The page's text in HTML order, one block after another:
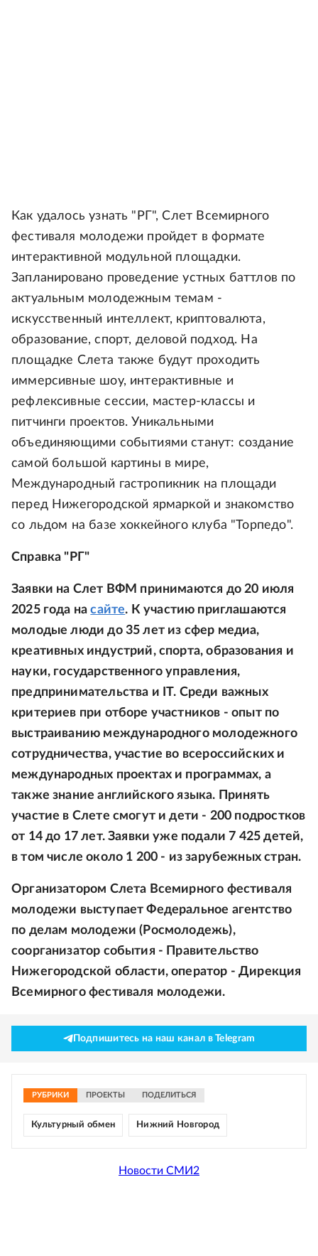
Как удалось узнать "РГ", Слет Всемирного
фестиваля молодежи пройдет в формате
интерактивной модульной площадки.
Запланировано проведение устных баттлов по
актуальным молодежным темам -
искусственный интеллект, криптовалюта,
образование, спорт, деловой подход. На
площадке Слета также будут проходить
иммерсивные шоу, интерактивные и
рефлексивные сессии, мастер-классы и
питчинги проектов. Уникальными
объединяющими событиями станут: создание
самой большой картины в мире,
Международный гастропикник на площади
перед Нижегородской ярмаркой и знакомство
со льдом на базе хоккейного клуба "Торпедо".
Справка "РГ"
Заявки на Слет ВФМ принимаются до 20 июля
2025 года насайте. К участию приглашаются
молодые люди до 35 лет из сфер медиа,
креативных индустрий, спорта, образования и
науки, государственного управления,
предпринимательства и IT. Среди важных
критериев при отборе участников - опыт по
выстраиванию международного молодежного
сотрудничества, участие во всероссийских и
международных проектах и программах, а
также знание английского языка. Принять
участие в Слете смогут и дети - 200 подростков
от 14 до 17 лет. Заявки уже подали 7 425 детей,
в том числе около 1 200 - из зарубежных стран.
Организатором Слета Всемирного фестиваля
молодежи выступает Федеральное агентство
по делам молодежи (Росмолодежь),
соорганизатор события - Правительство
Нижегородской области, оператор - Дирекция
Всемирного фестиваля молодежи.
Подпишитесь на наш канал в Telegram
РУБРИКИ ПРОЕКТЫ ПОДЕЛИТЬСЯ
Культурный обмен Нижний Новгород
Новости СМИ2